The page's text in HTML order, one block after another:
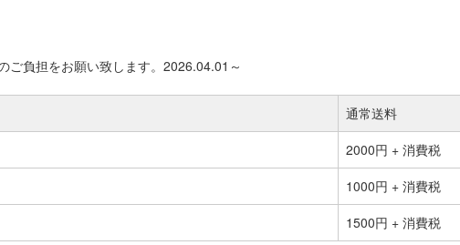
ご負担をお願い致します。2026.04.01～
通常送料
2000円 + 消費税
1000円 + 消費税
1500円 + 消費税